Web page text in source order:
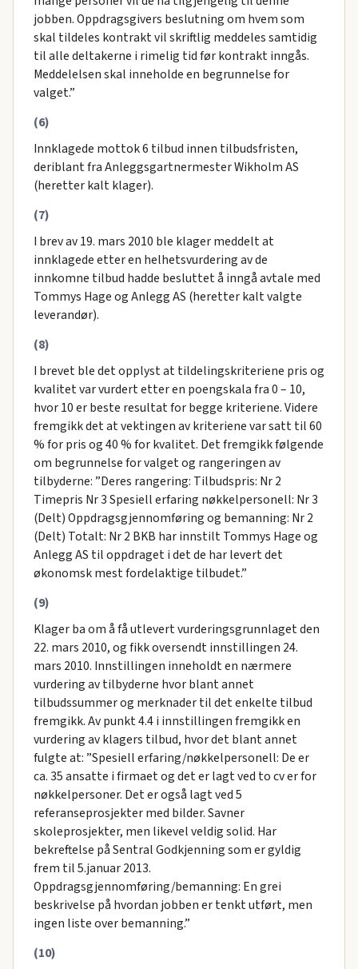
jobben. Oppdragsgivers beslutning om hvem som
skal tildeles kontrakt vil skriftlig meddeles samtidig
til alle deltakerne i rimelig tid før kontrakt inngås.
Meddelelsen skal inneholde en begrunnelse for
valget.”
(6)
Innklagede mottok 6 tilbud innen tilbudsfristen,
deriblant fra Anleggsgartnermester Wikholm AS
(heretter kalt klager).
(7)
I brev av 19. mars 2010 ble klager meddelt at
innklagede etter en helhetsvurdering av de
innkomne tilbud hadde besluttet å inngå avtale med
Tommys Hage og Anlegg AS (heretter kalt valgte
leverandør).
(8)
I brevet ble det opplyst at tildelingskriteriene pris og
kvalitet var vurdert etter en poengskala fra 0 – 10,
hvor 10 er beste resultat for begge kriteriene. Videre
fremgikk det at vektingen av kriteriene var satt til 60
% for pris og 40 % for kvalitet. Det fremgikk følgende
om begrunnelse for valget og rangeringen av
tilbyderne: ”Deres rangering: Tilbudspris: Nr 2
Timepris Nr 3 Spesiell erfaring nøkkelpersonell: Nr 3
(Delt) Oppdragsgjennomføring og bemanning: Nr 2
(Delt) Totalt: Nr 2 BKB har innstilt Tommys Hage og
Anlegg AS til oppdraget i det de har levert det
økonomsk mest fordelaktige tilbudet.”
(9)
Klager ba om å få utlevert vurderingsgrunnlaget den
22. mars 2010, og fikk oversendt innstillingen 24.
mars 2010. Innstillingen inneholdt en nærmere
vurdering av tilbyderne hvor blant annet
tilbudssummer og merknader til det enkelte tilbud
fremgikk. Av punkt 4.4 i innstillingen fremgikk en
vurdering av klagers tilbud, hvor det blant annet
fulgte at: ”Spesiell erfaring/nøkkelpersonell: De er
ca. 35 ansatte i firmaet og det er lagt ved to cv er for
nøkkelpersoner. Det er også lagt ved 5
referanseprosjekter med bilder. Savner
skoleprosjekter, men likevel veldig solid. Har
bekreftelse på Sentral Godkjenning som er gyldig
frem til 5.januar 2013.
Oppdragsgjennomføring/bemanning: En grei
beskrivelse på hvordan jobben er tenkt utført, men
ingen liste over bemanning.”
(10)